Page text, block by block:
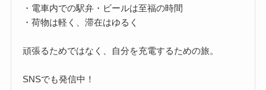
・電車内での駅弁・ビールは至福の時間
・荷物は軽く、滞在はゆるく
頑張るためではなく、自分を充電するための旅。
SNSでも発信中！